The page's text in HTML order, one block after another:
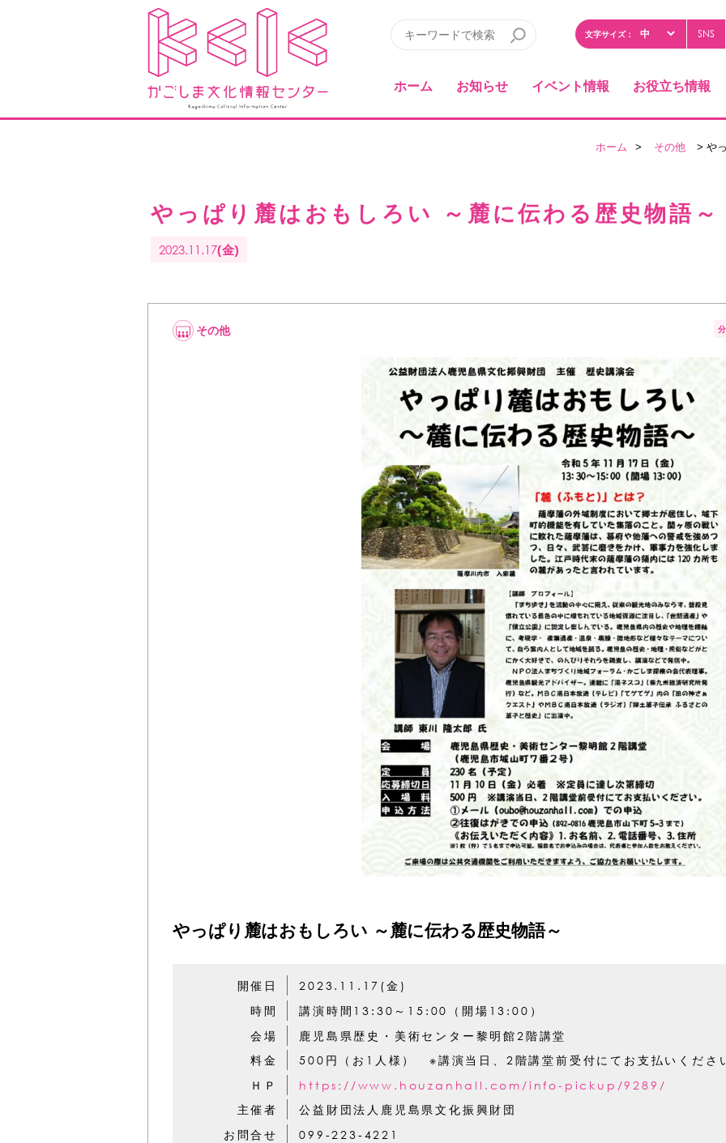
文字サイズ： SNS
ホーム お知らせ イベント情報 お役立ち情報
ホーム > その他 > や
やっぱり麓はおもしろい ～麓に伝わる歴史物語～
2023.11.17(金)
その他
やっぱり麓はおもしろい ～麓に伝わる歴史物語～
開催日
2023.11.17(金)
時間
講演時間13:30～15:00（開場13:00）
会場
鹿児島県歴史・美術センター黎明館2階講堂
料金
500円（お1人様） ※講演当日、2階講堂前受付にてお支払いくださ
ＨＰ
https://www.houzanhall.com/info-pickup/9289/
主催者
公益財団法人鹿児島県文化振興財団
お問合せ
099-223-4221